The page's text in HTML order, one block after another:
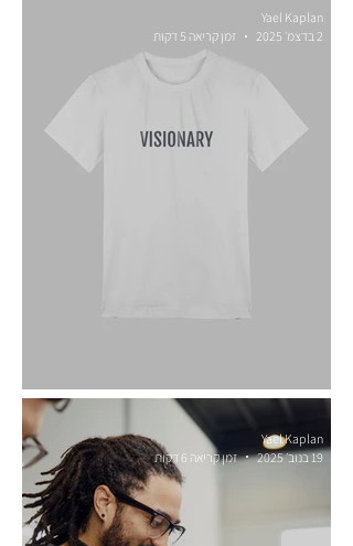
חזון עסקי וקביעת יעדים שנתיים
Yael Kaplan
2 בדצמ׳ 2025
זמן קריאה 5 דקות
Yael Kaplan
19 בנוב׳ 2025
זמן קריאה 6 דקות